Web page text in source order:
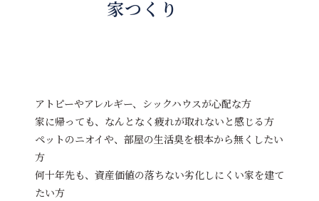
家つくり
アトピーやアレルギー、シックハウスが心配な方
家に帰っても、なんとなく疲れが取れないと感じる方
ペットのニオイや、部屋の生活臭を根本から無くしたい
方
何十年先も、資産価値の落ちない劣化しにくい家を建て
たい方